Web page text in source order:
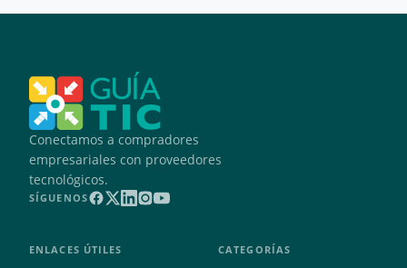
Conectamos a compradores
empresariales con proveedores
tecnológicos.
SÍGUENOS
ENLACES ÚTILES CATEGORÍAS